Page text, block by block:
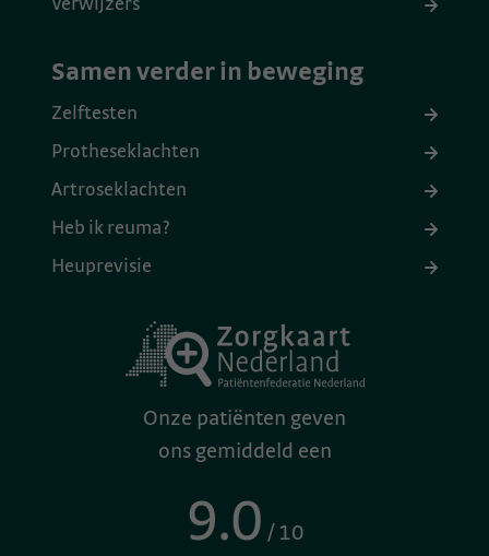
Verwijzers
Samen verder in beweging
Zelftesten
Protheseklachten
Artroseklachten
Heb ik reuma?
Heuprevisie
Onze patiënten geven
ons gemiddeld een
9.0 / 10